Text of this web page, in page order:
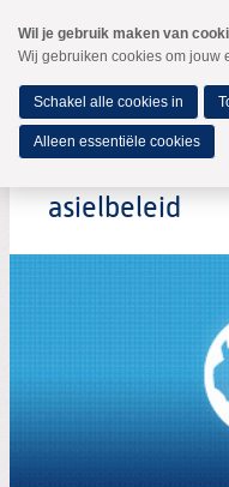
naar
Spring
de
inhoud
Spring
naar
hoofdmenu
asielbeleid
Wil je gebruik maken van
Wij gebruiken cookies om jouw
Schakel alle cookies in
Alleen essentiële cookies